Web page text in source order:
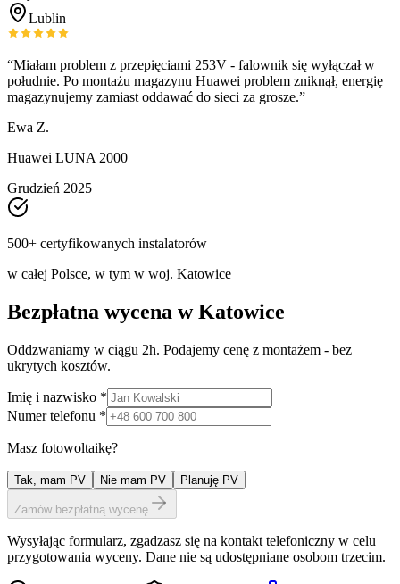
Lublin
“Miałam problem z przepięciami 253V - falownik się wyłączał w
południe. Po montażu magazynu Huawei problem zniknął, energię
magazynujemy zamiast oddawać do sieci za grosze.”
Ewa Z.
Huawei LUNA 2000
Grudzień 2025
500+ certyfikowanych instalatorów
w całej Polsce, w tym w woj. Katowice
Bezpłatna wycena w Katowice
Oddzwaniamy w ciągu 2h. Podajemy cenę z montażem - bez
ukrytych kosztów.
Imię i nazwisko *
Numer telefonu *
Masz fotowoltaikę?
Tak, mam PV Nie mam PV Planuję PV
Zamów bezpłatną wycenę
Wysyłając formularz, zgadzasz się na kontakt telefoniczny w celu
przygotowania wyceny. Dane nie są udostępniane osobom trzecim.